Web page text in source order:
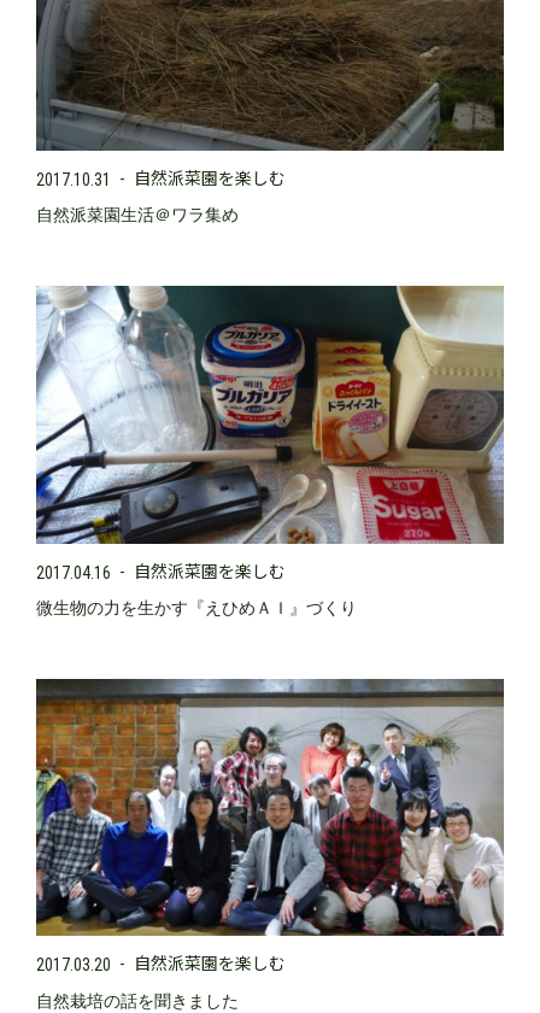
2017.10.31 自然派菜園を楽しむ
自然派菜園生活＠ワラ集め
2017.04.16 自然派菜園を楽しむ
微生物の力を生かす『えひめＡＩ』づくり
2017.03.20 自然派菜園を楽しむ
自然栽培の話を聞きました